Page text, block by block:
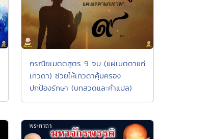
กรณียเมตตสูตร 9 จบ (แผ่เมตตาแก่
เทวดา) ช่วยให้เทวดาคุ้มครอง
ปกป้องรักษา (บทสวดและคำแปล)